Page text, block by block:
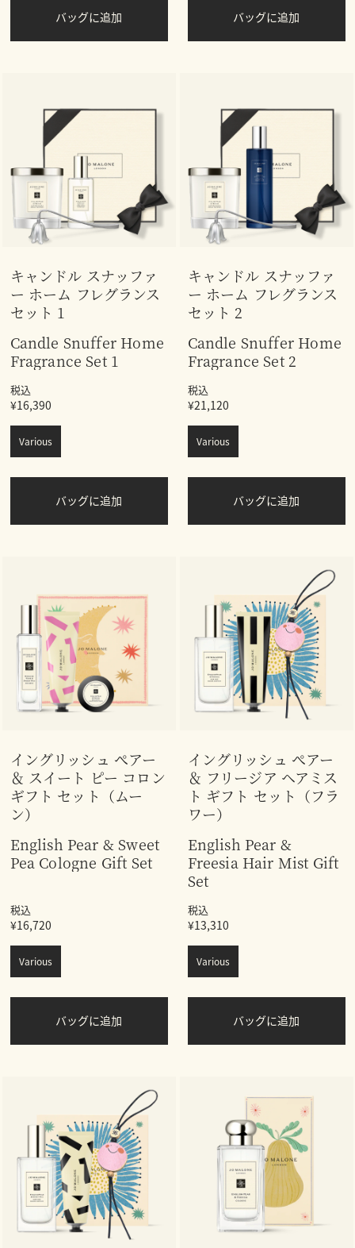
バッグに追加 バッグに追加
キャンドル スナッファ
ー ホーム フレグランス
セット 1
Candle Snuffer Home
Fragrance Set 1
税込
¥16,390
Various
バッグに追加
キャンドル スナッファ
ー ホーム フレグランス
セット 2
Candle Snuffer Home
Fragrance Set 2
税込
¥21,120
Various
バッグに追加
イングリッシュ ぺアー
＆ スイート ピー コロン
ギフト セット（ムー
ン）
English Pear & Sweet
Pea Cologne Gift Set
税込
¥16,720
Various
バッグに追加
イングリッシュ ぺアー
＆ フリージア ヘアミス
ト ギフト セット（フラ
ワー）
English Pear &
Freesia Hair Mist Gift
Set
税込
¥13,310
Various
バッグに追加